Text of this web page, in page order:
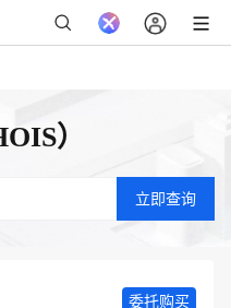
）
委托购买